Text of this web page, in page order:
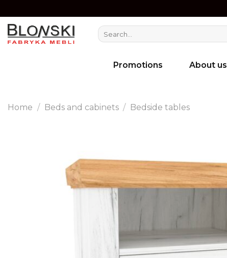
to
content
Search
for:
Promotions About us
Home / Beds and cabinets / Bedside tables